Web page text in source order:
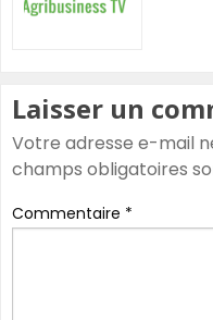
Laisser un
Votre adresse e-mail
champs obligatoires
Commentaire *